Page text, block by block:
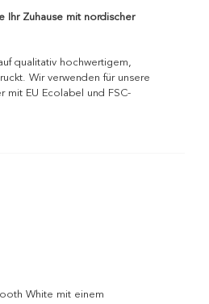
Ihr Zuhause mit nordischer
qualitativ hochwertigem,
Wir verwenden für unsere
mit EU Ecolabel und FSC-
White mit einem